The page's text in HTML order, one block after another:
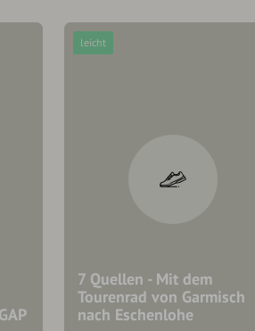
7 Quellen - Mit dem
Tourenrad von Garmisch
nach Eschenlohe
leicht